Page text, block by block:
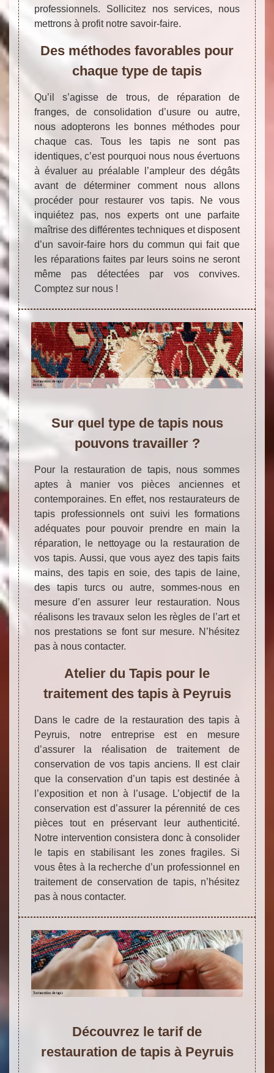
professionnels. Sollicitez nos services, nous
mettrons à profit notre savoir-faire.
Des méthodes favorables pour
chaque type de tapis
Qu’il s’agisse de trous, de réparation de
franges, de consolidation d’usure ou autre,
nous adopterons les bonnes méthodes pour
chaque cas. Tous les tapis ne sont pas
identiques, c’est pourquoi nous nous évertuons
à évaluer au préalable l’ampleur des dégâts
avant de déterminer comment nous allons
procéder pour restaurer vos tapis. Ne vous
inquiétez pas, nos experts ont une parfaite
maîtrise des différentes techniques et disposent
d’un savoir-faire hors du commun qui fait que
les réparations faites par leurs soins ne seront
même pas détectées par vos convives.
Comptez sur nous !
Sur quel type de tapis nous
pouvons travailler ?
Pour la restauration de tapis, nous sommes
aptes à manier vos pièces anciennes et
contemporaines. En effet, nos restaurateurs de
tapis professionnels ont suivi les formations
adéquates pour pouvoir prendre en main la
réparation, le nettoyage ou la restauration de
vos tapis. Aussi, que vous ayez des tapis faits
mains, des tapis en soie, des tapis de laine,
des tapis turcs ou autre, sommes-nous en
mesure d’en assurer leur restauration. Nous
réalisons les travaux selon les règles de l’art et
nos prestations se font sur mesure. N’hésitez
pas à nous contacter.
Atelier du Tapis pour le
traitement des tapis à Peyruis
Dans le cadre de la restauration des tapis à
Peyruis, notre entreprise est en mesure
d’assurer la réalisation de traitement de
conservation de vos tapis anciens. Il est clair
que la conservation d’un tapis est destinée à
l’exposition et non à l’usage. L’objectif de la
conservation est d’assurer la pérennité de ces
pièces tout en préservant leur authenticité.
Notre intervention consistera donc à consolider
le tapis en stabilisant les zones fragiles. Si
vous êtes à la recherche d’un professionnel en
traitement de conservation de tapis, n’hésitez
pas à nous contacter.
Découvrez le tarif de
restauration de tapis à Peyruis